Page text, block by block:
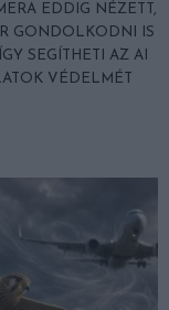
EDDIG NÉZETT,
GONDOLKODNI IS
SEGÍTHETI AZ AI
VÉDELMÉT